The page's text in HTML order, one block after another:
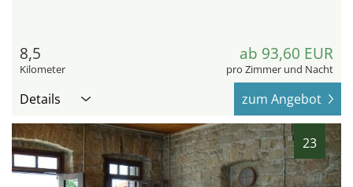
8,5
Kilometer
ab 93,60 EUR
pro Zimmer und Nacht
Details zum Angebot
23